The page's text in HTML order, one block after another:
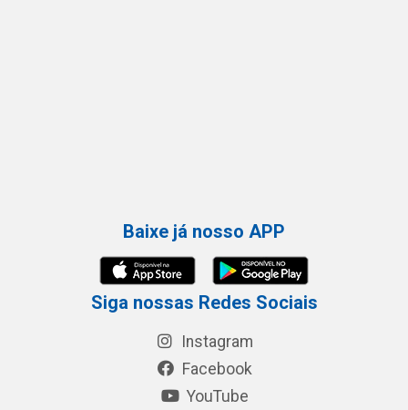
Baixe já nosso APP
Siga nossas Redes Sociais
Instagram
Facebook
YouTube